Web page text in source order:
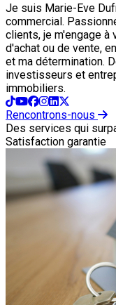
Je suis Marie-Eve
commercial.
clients, je m'engage à
d'achat ou de vente,
et ma détermination.
investisseurs et
immobiliers.
Rencontrons-nous
Des services qui
Satisfaction garantie